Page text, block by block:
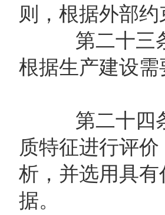
则，根据外部
第二十三条
根据生产建设
第二十四条
质特征进行评
析，并选用具
据。